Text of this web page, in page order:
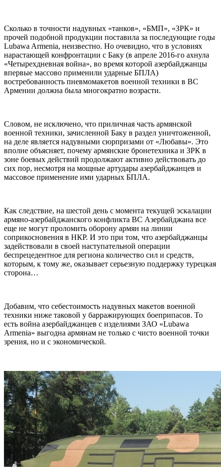
Сколько в точности надувных «танков», «БМП», «ЗРК» и
прочей подобной продукции поставила за последующие годы
Lubawa Armenia, неизвестно. Но очевидно, что в условиях
нарастающей конфронтации с Баку (в апреле 2016-го ахнула
«Четырехдневная война», во время которой азербайджанцы
впервые массово применили ударные БПЛА)
востребованность пневмомакетов военной техники в ВС
Армении должна была многократно возрасти.
Словом, не исключено, что приличная часть армянской
военной техники, зачисленной Баку в раздел уничтоженной,
на деле является надувными сюрпризами от «Любавы». Это
вполне объясняет, почему армянские бронетехника и ЗРК в
зоне боевых действий продолжают активно действовать до
сих пор, несмотря на мощные артудары азербайджанцев и
массовое применение ими ударных БПЛА.
Как следствие, на шестой день с момента текущей эскалации
армяно-азербайджанского конфликта ВС Азербайджана все
еще не могут проломить оборону армян на линии
соприкосновения в НКР. И это при том, что азербайджанцы
задействовали в своей наступательной операции
беспрецедентное для региона количество сил и средств,
которым, к тому же, оказывает серьезную поддержку турецкая
сторона…
Добавим, что себестоимость надувных макетов военной
техники ниже таковой у барражирующих боеприпасов. То
есть война азербайджанцев с изделиями ЗАО «Lubawa
Armenia» выгодна армянам не только с чисто военной точки
зрения, но и с экономической.